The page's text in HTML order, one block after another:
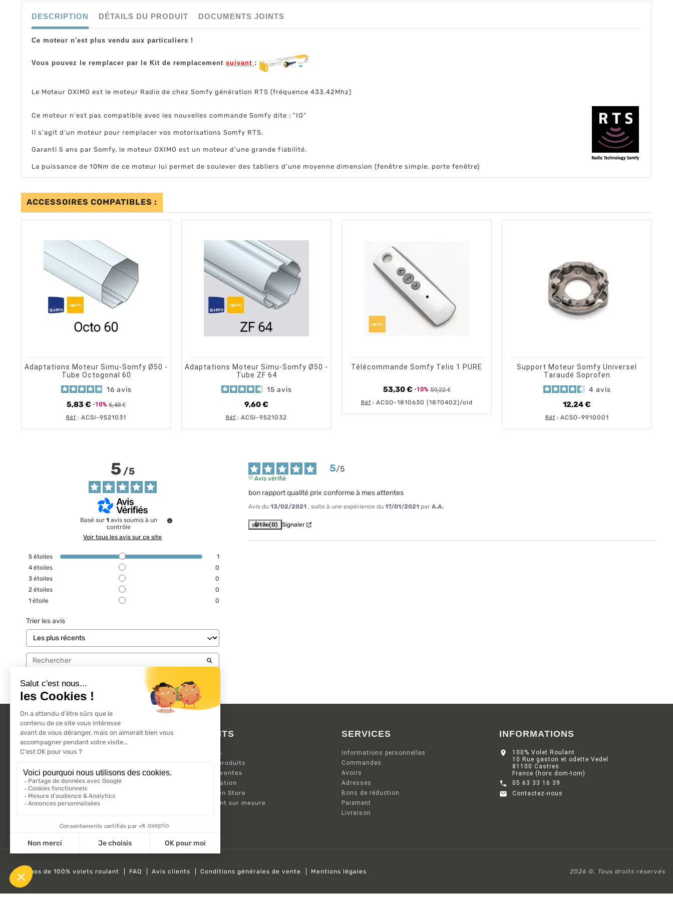
DESCRIPTION DÉTAILS DU PRODUIT DOCUMENTS JOINTS
Ce moteur n'est plus vendu aux particuliers !
Vous pouvez le remplacer par le Kit de remplacement suivant :
Le Moteur OXIMO est le moteur Radio de chez Somfy génération RTS (fréquence 433.42Mhz)
Ce moteur n'est pas compatible avec les nouvelles commande Somfy dite : "IO"
Il s'agit d'un moteur pour remplacer vos motorisations Somfy RTS.
Garanti 5 ans par Somfy, le moteur OXIMO est un moteur d'une grande fiabilité.
La puissance de 10Nm de ce moteur lui permet de soulever des tabliers d'une moyenne dimension (fenêtre simple, porte fenêtre)
ACCESSOIRES COMPATIBLES :
Adaptations Moteur Simu-Somfy Ø50 -
Tube Octogonal 60
16 avis
5,83 € Prix de base
-10% 6,48 €
Prix
Réf : ACSI-9521031
Adaptations Moteur Simu-Somfy Ø50 -
Tube ZF 64
15 avis
9,60 €
Prix
Réf : ACSI-9521032
Télécommande Somfy Telis 1 PURE
53,30 € Prix de base
-10% 59,22 €
Prix
Réf : ACSO-1810630 (1870402)/old
Support Moteur Somfy Universel
Taraudé Soprofen
4 avis
12,24 €
Prix
Réf : ACSO-9910001
5/5
Basé sur 1 avis soumis à un
contrôle
Voir tous les avis sur ce site
5 étoiles
1
4 étoiles
0
3 étoiles
0
2 étoiles
0
1 étoile 0
Trier les avis
5/5
Avis vérifié
bon rapport qualité prix conforme à mes attentes
Avis du 13/02/2021 , suite à une expérience du 17/01/2021 par A.A.
Utile(0) Signaler
L'ACTU 100%
VOLET ROULANT
Suivez-nous sur les réseaux sociaux.
PRODUITS
Promotions
Nouveaux produits
Meilleures ventes
Kit Motorisation
Motorisation Store
Volet roulant sur mesure
SERVICES
Informations personnelles
Commandes
Avoirs
Adresses
Bons de réduction
Paiement
Livraison
INFORMATIONS

100% Volet Roulant
10 Rue gaston et odette Vedel
81100 Castres
France (hors dom-tom)
 05 63 33 16 39
 Contactez-nous
A propos de 100% volets roulant FAQ Avis clients Conditions générales de vente Mentions légales 2026 ©, Tous droits réservés